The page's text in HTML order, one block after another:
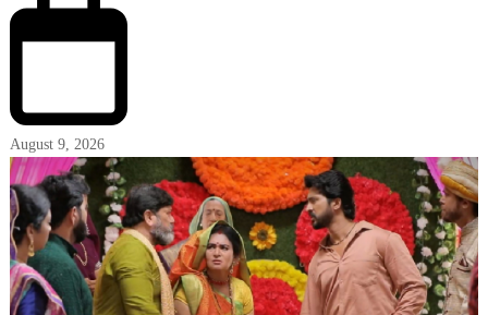
August 9, 2026